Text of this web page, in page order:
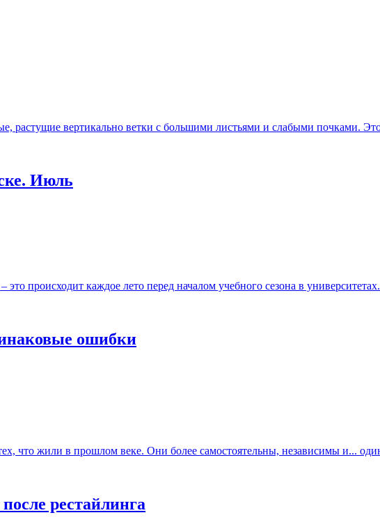
растущие вертикально ветки с большими листьями и слабыми почками.
Июль
происходит каждое лето перед началом учебного сезона в
ошибки
что жили в прошлом веке. Они более самостоятельны, независимы и...
рестайлинга